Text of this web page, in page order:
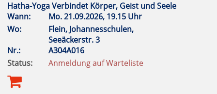
Hatha-Yoga Verbindet Körper, Geist und Seele
Wann:
Mo.21.09.2026, 19.15 Uhr
Wo:
Flein, Johannesschulen,
Seeäckerstr. 3
Nr.:
A304A016
Status:
Anmeldung auf Warteliste